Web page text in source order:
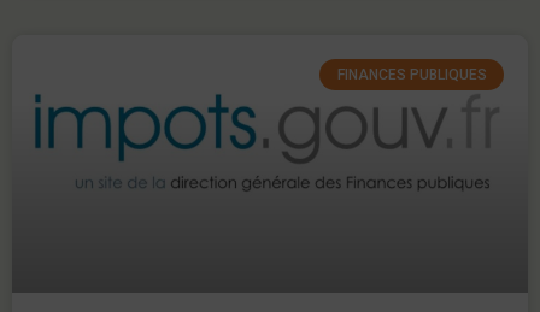
FINANCES PUBLIQUES